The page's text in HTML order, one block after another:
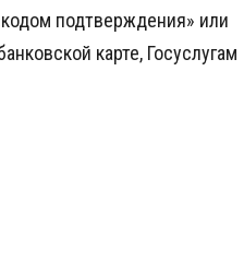
подтверждения» или
карте, Госуслугам